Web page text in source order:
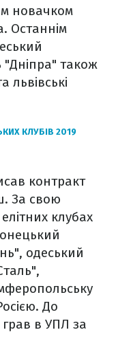
новачком
Останнім
також
львівські
КЛУБІВ 2019
контракт
За свою
клубах
одеський
До
в УПЛ за